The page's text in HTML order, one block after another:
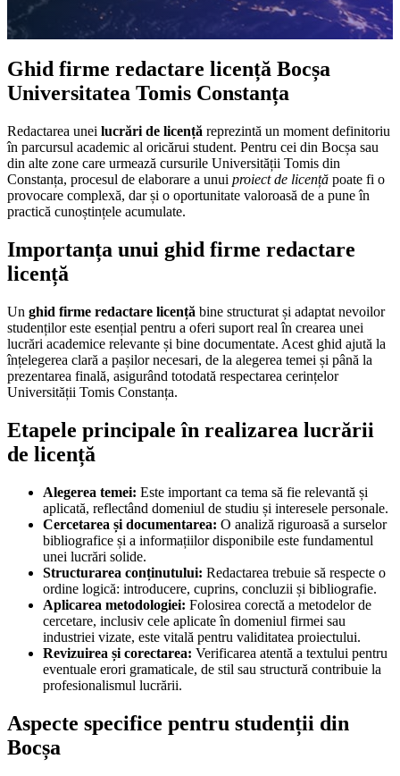
Ghid firme redactare licență Bocșa
Universitatea Tomis Constanța
Redactarea unei lucrări de licență reprezintă un moment definitoriu
în parcursul academic al oricărui student. Pentru cei din Bocșa sau
din alte zone care urmează cursurile Universității Tomis din
Constanța, procesul de elaborare a unui proiect de licență poate fi o
provocare complexă, dar și o oportunitate valoroasă de a pune în
practică cunoștințele acumulate.
Importanța unui ghid firme redactare
licență
Un ghid firme redactare licență bine structurat și adaptat nevoilor
studenților este esențial pentru a oferi suport real în crearea unei
lucrări academice relevante și bine documentate. Acest ghid ajută la
înțelegerea clară a pașilor necesari, de la alegerea temei și până la
prezentarea finală, asigurând totodată respectarea cerințelor
Universității Tomis Constanța.
Etapele principale în realizarea lucrării
de licență
Alegerea temei: Este important ca tema să fie relevantă și
aplicată, reflectând domeniul de studiu și interesele personale.
Cercetarea și documentarea: O analiză riguroasă a surselor
bibliografice și a informațiilor disponibile este fundamentul
unei lucrări solide.
Structurarea conținutului: Redactarea trebuie să respecte o
ordine logică: introducere, cuprins, concluzii și bibliografie.
Aplicarea metodologiei: Folosirea corectă a metodelor de
cercetare, inclusiv cele aplicate în domeniul firmei sau
industriei vizate, este vitală pentru validitatea proiectului.
Revizuirea și corectarea: Verificarea atentă a textului pentru
eventuale erori gramaticale, de stil sau structură contribuie la
profesionalismul lucrării.
Aspecte specifice pentru studenții din
Bocșa